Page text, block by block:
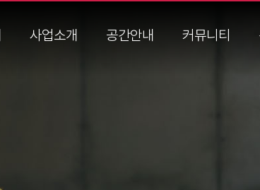
사업소개 공간안내 커뮤니티